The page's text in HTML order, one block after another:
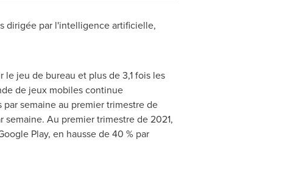
dirigée par l'intelligence artificielle,
jeu de bureau et plus de 3,1 fois les
de jeux mobiles continue
semaine au premier trimestre de
Au premier trimestre de 2021,
Play, en hausse de 40 % par